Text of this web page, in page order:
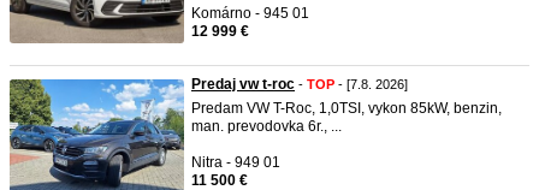
Komárno - 945 01
12 999 €
Predaj vw t-roc - TOP - [7.8. 2026]
Predam VW T-Roc, 1,0TSI, vykon 85kW, benzin,
man. prevodovka 6r., ...
Nitra - 949 01
11 500 €